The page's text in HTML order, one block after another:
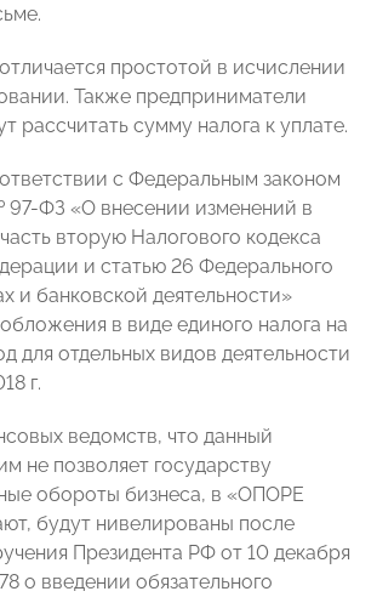
простотой в исчислении
Также предприниматели
рассчитать сумму налога к уплате.
с Федеральным законом
ФЗ «О внесении изменений в
вторую Налогового кодекса
и статью 26 Федерального
и банковской деятельности»
в виде единого налога на
для отдельных видов деятельности
г.
ведомств, что данный
не позволяет государству
обороты бизнеса, в «ОПОРЕ
будут нивелированы после
Президента РФ от 10 декабря
о введении обязательного